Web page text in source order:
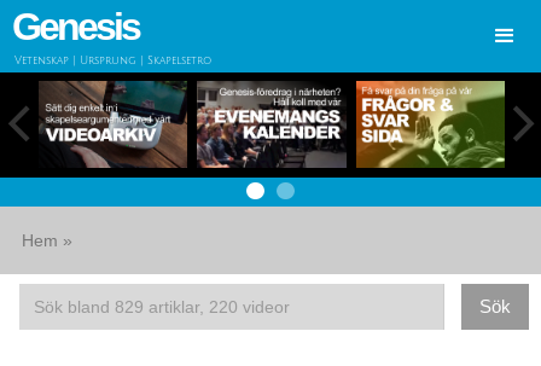
Genesis
Vetenskap | Ursprung | Skapelsetro
Hem »